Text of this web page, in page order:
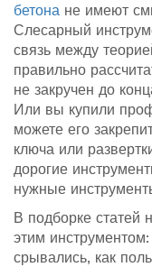
бетона не имеют
Слесарный
связь между
правильно
не закручен до
Или вы купили
можете его
ключа или
дорогие
нужные
В подборке статей
этим
срывались, как